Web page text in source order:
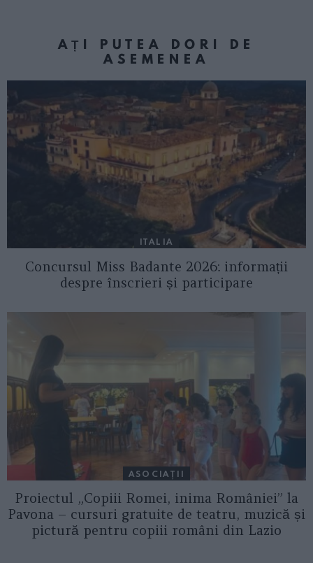
AȚI PUTEA DORI DE
ASEMENEA
ITALIA
Concursul Miss Badante 2026: informații
despre înscrieri și participare
ASOCIAŢII
Proiectul „Copiii Romei, inima României” la
Pavona – cursuri gratuite de teatru, muzică și
pictură pentru copiii români din Lazio